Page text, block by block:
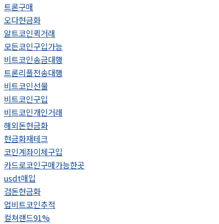
트론구매
오다현금화
알트코인퀵거래
모든코인구입가능
비트코인송금대행
트론리플전송대행
비트코인선물
비트코인구입
비트코인개인거래
해외돈현금화
현금화재테크
코인계좌이체구입
카드로코인구매가능한곳
usdt매입
검돈현금화
업비트코인추적
컬쳐랜드91%